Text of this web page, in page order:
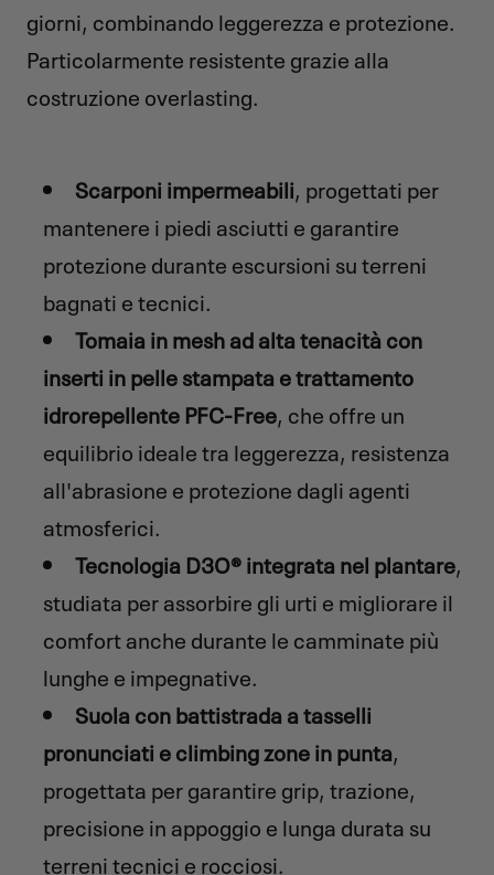
giorni, combinando leggerezza e protezione.
Particolarmente resistente grazie alla
costruzione overlasting.
Scarponi impermeabili, progettati per
mantenere i piedi asciutti e garantire
protezione durante escursioni su terreni
bagnati e tecnici.
Tomaia in mesh ad alta tenacità con
inserti in pelle stampata e trattamento
idrorepellente PFC-Free, che offre un
equilibrio ideale tra leggerezza, resistenza
all'abrasione e protezione dagli agenti
atmosferici.
Tecnologia D3O® integrata nel plantare,
studiata per assorbire gli urti e migliorare il
comfort anche durante le camminate più
lunghe e impegnative.
Suola con battistrada a tasselli
pronunciati e climbing zone in punta,
progettata per garantire grip, trazione,
precisione in appoggio e lunga durata su
terreni tecnici e rocciosi.